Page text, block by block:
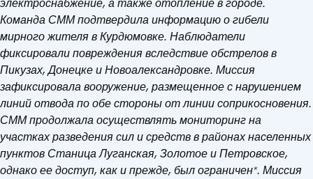
электроснабжение, а также отопление в городе.
Команда СММ подтвердила информацию о гибели
мирного жителя в Курдюмовке. Наблюдатели
фиксировали повреждения вследствие обстрелов в
Пикузах, Донецке и Новоалександровке. Миссия
зафиксировала вооружение, размещенное с нарушением
линий отвода по обе стороны от линии соприкосновения.
СММ продолжала осуществлять мониторинг на
участках разведения сил и средств в районах населенных
пунктов Станица Луганская, Золотое и Петровское,
однако ее доступ, как и прежде, был ограничен*. Миссия